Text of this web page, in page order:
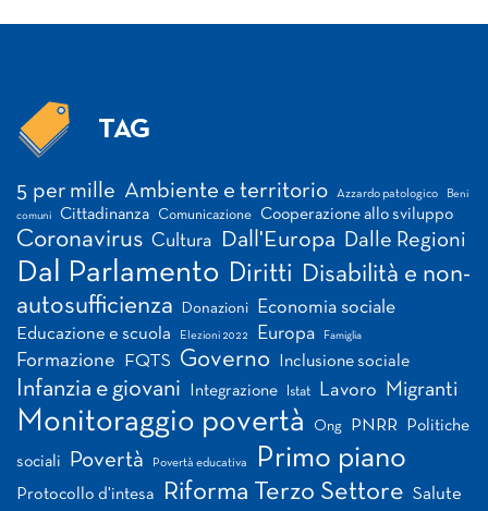
TAG
5 per mille Ambiente e territorio Azzardo patologico Beni
comuni Cittadinanza Comunicazione Cooperazione allo sviluppo
Coronavirus Cultura Dall'Europa Dalle Regioni
Dal Parlamento Diritti Disabilità e non-
autosufficienza
Donazioni Economia sociale
Educazione e scuola Elezioni 2022 Europa Famiglia
Formazione FQTS Governo Inclusione sociale
Infanzia e giovani Integrazione Istat Lavoro Migranti
Monitoraggio povertà Ong PNRR Politiche
sociali Povertà Povertà educativa Primo piano
Protocollo d'intesa Riforma Terzo Settore Salute